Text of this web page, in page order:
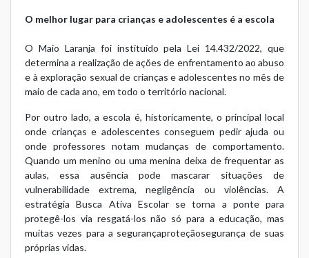
O melhor lugar para crianças e adolescentes é a escola
O Maio Laranja foi instituído pela Lei 14.432/2022, que
determina a realização de ações de enfrentamento ao abuso
e à exploração sexual de crianças e adolescentes no mês de
maio de cada ano, em todo o território nacional.
Por outro lado, a escola é, historicamente, o principal local
onde crianças e adolescentes conseguem pedir ajuda ou
onde professores notam mudanças de comportamento.
Quando um menino ou uma menina deixa de frequentar as
aulas, essa ausência pode mascarar situações de
vulnerabilidade extrema, negligência ou violências. A
estratégia Busca Ativa Escolar se torna a ponte para
protegê-los via resgatá-los não só para a educação, mas
muitas vezes para a segurançaproteçãosegurança de suas
próprias vidas.